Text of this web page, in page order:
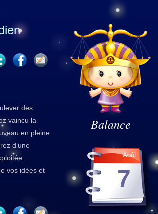
Balance
Août
7
des
vaincu la
en pleine
d’une
vos idées et